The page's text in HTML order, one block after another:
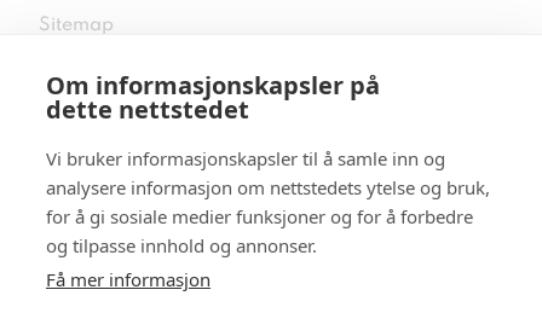
Om informasjonskapsler på
dette nettstedet
Vi bruker informasjonskapsler til å samle inn og
analysere informasjon om nettstedets ytelse og bruk,
for å gi sosiale medier funksjoner og for å forbedre
og tilpasse innhold og annonser.
Få mer informasjon
Sitemap
Følg oss i sosiale medier